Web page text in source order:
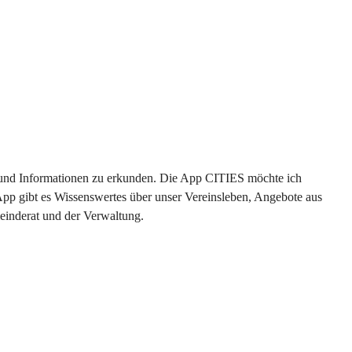
Informationen zu erkunden. Die App CITIES möchte ich
gibt es Wissenswertes über unser Vereinsleben, Angebote aus
und der Verwaltung.